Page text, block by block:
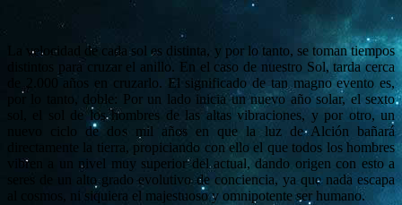
La velocidad de cada sol es distinta, y por lo tanto, se toman tiempos
distintos para cruzar el anillo. En el caso de nuestro Sol, tarda cerca
de 2.000 años en cruzarlo. El significado de tan magno evento es,
por lo tanto, doble: Por un lado inicia un nuevo año solar, el sexto
sol, el sol de los hombres de las altas vibraciones, y por otro, un
nuevo ciclo de dos mil años en que la luz de Alción bañará
directamente la tierra, propiciando con ello el que todos los hombres
vibren a un nivel muy superior del actual, dando origen con esto a
seres de un alto grado evolutivo de conciencia, ya que nada escapa
al cosmos, ni siquiera el majestuoso y omnipotente ser humano.